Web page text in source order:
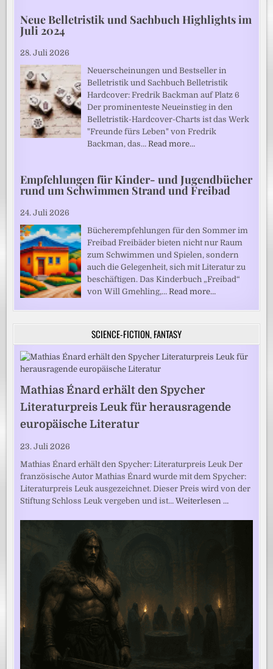
Neue Belletristik und Sachbuch Highlights im
Juli 2024
28. Juli 2026
Neuerscheinungen und Bestseller in
Belletristik und Sachbuch Belletristik
Hardcover: Fredrik Backman auf Platz 6
Der prominenteste Neueinstieg in den
Belletristik-Hardcover-Charts ist das Werk
"Freunde fürs Leben" von Fredrik
Backman, das…Read more…
Empfehlungen für Kinder- und Jugendbücher
rund um Schwimmen Strand und Freibad
24. Juli 2026
Bücherempfehlungen für den Sommer im
Freibad Freibäder bieten nicht nur Raum
zum Schwimmen und Spielen, sondern
auch die Gelegenheit, sich mit Literatur zu
beschäftigen. Das Kinderbuch „Freibad“
von Will Gmehling,…Read more…
SCIENCE-FICTION, FANTASY
Mathias Énard erhält den Spycher
Literaturpreis Leuk für herausragende
europäische Literatur
23. Juli 2026
Mathias Énard erhält den Spycher: Literaturpreis Leuk Der
französische Autor Mathias Énard wurde mit dem Spycher:
Literaturpreis Leuk ausgezeichnet. Dieser Preis wird von der
Stiftung Schloss Leuk vergeben und ist…Weiterlesen …